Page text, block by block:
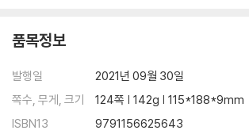
품목정보
발행일
2021년 09월 30일
쪽수, 무게, 크기
124쪽 | 142g | 115*188*9mm
ISBN13
9791156625643